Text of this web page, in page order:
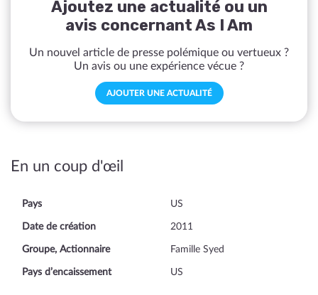
Ajoutez une actualité ou un
avis concernant As I Am
Un nouvel article de presse polémique ou vertueux ?
Un avis ou une expérience vécue ?
AJOUTER UNE ACTUALITÉ
En un coup d'œil
Pays US
Date de création 2011
Groupe, Actionnaire Famille Syed
Pays d’encaissement US